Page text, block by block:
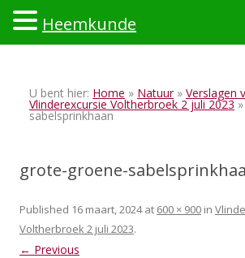
U bent hier: Home » Natuur» Verslagen
Vlinderexcursie Voltherbroek 2 juli 2023»
sabelsprinkhaan
grote-groene-
Published 16 maart, 2024at 600 × 900 in
Voltherbroek 2 juli 2023.
← Previous
Heemkunde